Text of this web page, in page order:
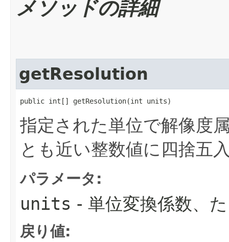
メソッドの詳細
getResolution
public int[] getResolution​(int units)
指定された単位で解像度
とも近い整数値に四捨五
パラメータ:
units - 単位変換係数、
戻り値: